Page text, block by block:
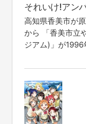
それいけ!アン
高知県香美市が
から 「香美市立
ジアム)」が1996